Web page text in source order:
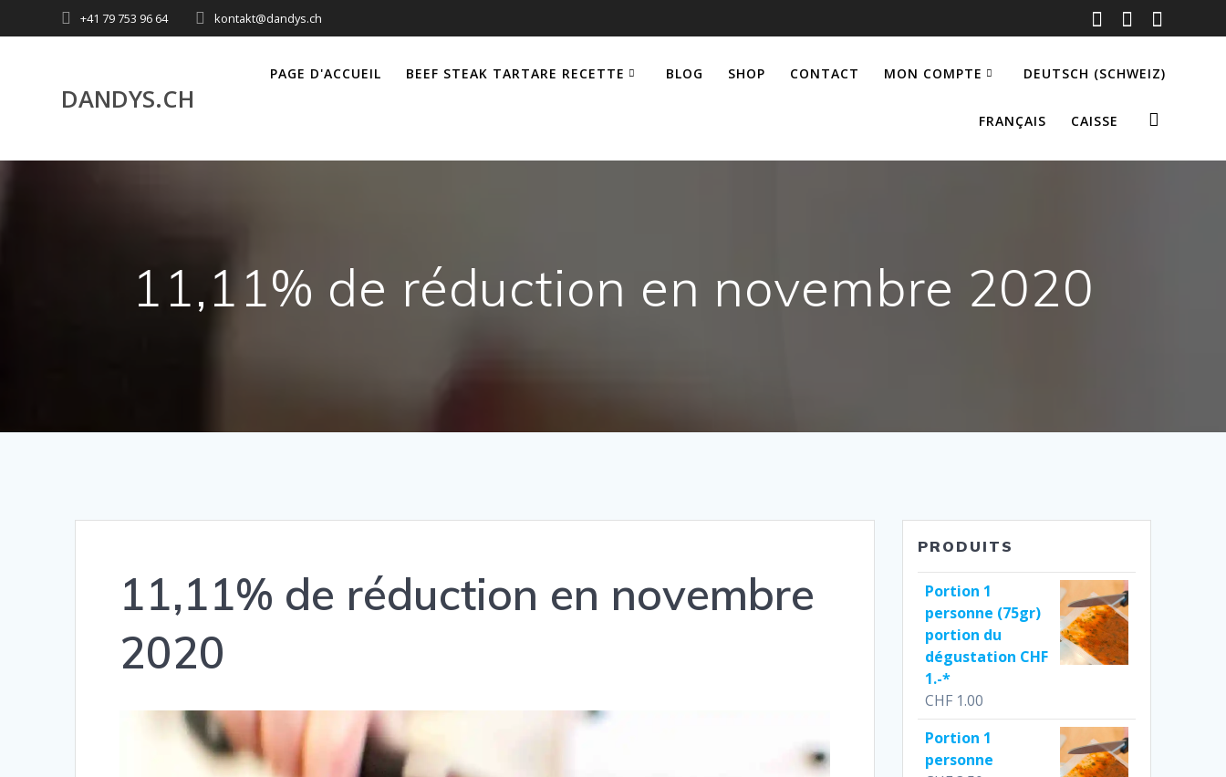
Utilisateur
actuel
+41 79 753 96 64 kontakt@dandys.ch
DANDYS.CH
PAGE D'ACCUEIL BEEF STEAK TARTARE RECETTE BLOG SHOP CONTACT MON COMPTE DEUTSCH (SCHWEIZ)
FRANÇAIS CAISSE
11,11% de réduction en novembre 2020
11,11% de réduction en novembre
2020
PRODUITS
Portion 1
personne (75gr)
portion du
dégustation CHF
1.-*
CHF 1.00
Portion 1
personne